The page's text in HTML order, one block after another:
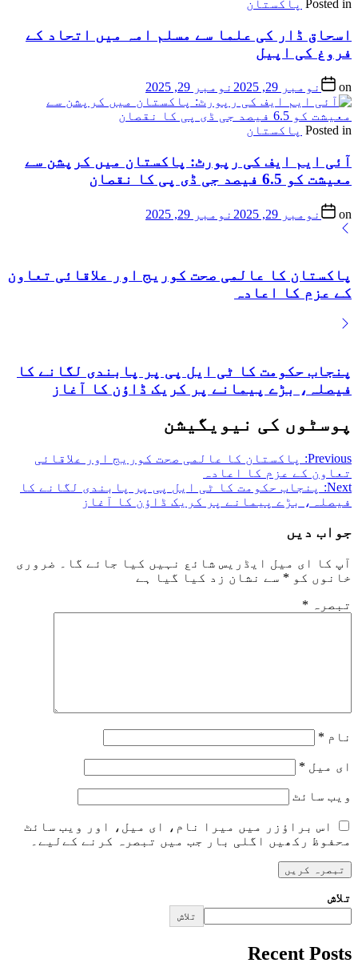
Posted in پاکستان
اسحاق ڈار کی علما سے مسلم امہ میں اتحاد کے
فروغ کی اپیل
on نومبر 29, 2025 نومبر 29, 2025
Posted in پاکستان
آئی ایم ایف کی رپورٹ: پاکستان میں کرپشن سے
معیشت کو 6.5 فیصد جی ڈی پی کا نقصان
on نومبر 29, 2025 نومبر 29, 2025
پاکستان کا عالمی صحت کوریج اور علاقائی تعاون
کے عزم کا اعادہ
پنجاب حکومت کا ٹی ایل پی پر پابندی لگانے کا
فیصلہ، بڑے پیمانے پر کریک ڈاؤن کا آغاز
پوسٹوں کی نیویگیشن
Previous:
پاکستان کا عالمی صحت کوریج اور علاقائی
تعاون کے عزم کا اعادہ
Next:
پنجاب حکومت کا ٹی ایل پی پر پابندی لگانے کا
فیصلہ، بڑے پیمانے پر کریک ڈاؤن کا آغاز
جواب دیں
آپ کا ای میل ایڈریس شائع نہیں کیا جائے گا۔
ضروری
خانوں کو * سے نشان زد کیا گیا ہے
تبصرہ *
نام *
ای میل *
ویب‌ سائٹ
اس براؤزر میں میرا نام، ای میل، اور ویب سائٹ
محفوظ رکھیں اگلی بار جب میں تبصرہ کرنے کےلیے۔
تلاش
تلاش
Recent Posts